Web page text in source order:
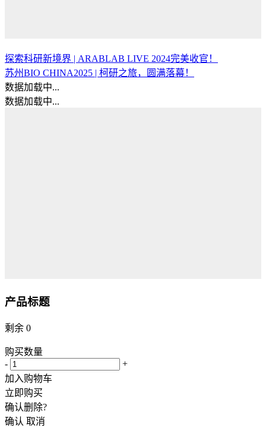
探索科研新境界 | ARABLAB LIVE 2024完美收官！
苏州BIO CHINA2025 | 柯研之旅，圆满落幕！
数据加载中...
数据加载中...
产品标题
剩余 0
购买数量
-
+
加入购物车
立即购买
确认删除?
确认 取消